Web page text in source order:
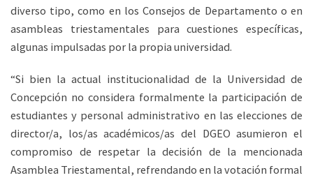
diverso tipo, como en los Consejos de Departamento o en
asambleas triestamentales para cuestiones específicas,
algunas impulsadas por la propia universidad.
“Si bien la actual institucionalidad de la Universidad de
Concepción no considera formalmente la participación de
estudiantes y personal administrativo en las elecciones de
director/a, los/as académicos/as del DGEO asumieron el
compromiso de respetar la decisión de la mencionada
Asamblea Triestamental, refrendando en la votación formal